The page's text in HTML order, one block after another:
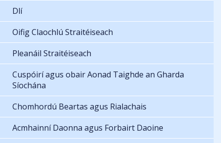
Dlí
Oifig Claochlú Straitéiseach
Pleanáil Straitéiseach
Cuspóirí agus obair Aonad Taighde an Gharda
Síochána
Chomhordú Beartas agus Rialachais
Acmhainní Daonna agus Forbairt Daoine